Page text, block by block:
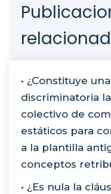
• ¿Constituye
discriminatoria
colectivo de
estáticos para
a la plantilla
conceptos
• ¿Es nula la